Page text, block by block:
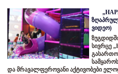
ვიდეო)
სივრცე
და მრავალფეროვანი აქტივობები